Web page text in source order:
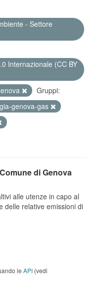
- Settore
Internazionale (CC BY
Gruppi:
genova-gas
di Genova
alle utenze in capo al
delle relative emissioni di
le API (vedi